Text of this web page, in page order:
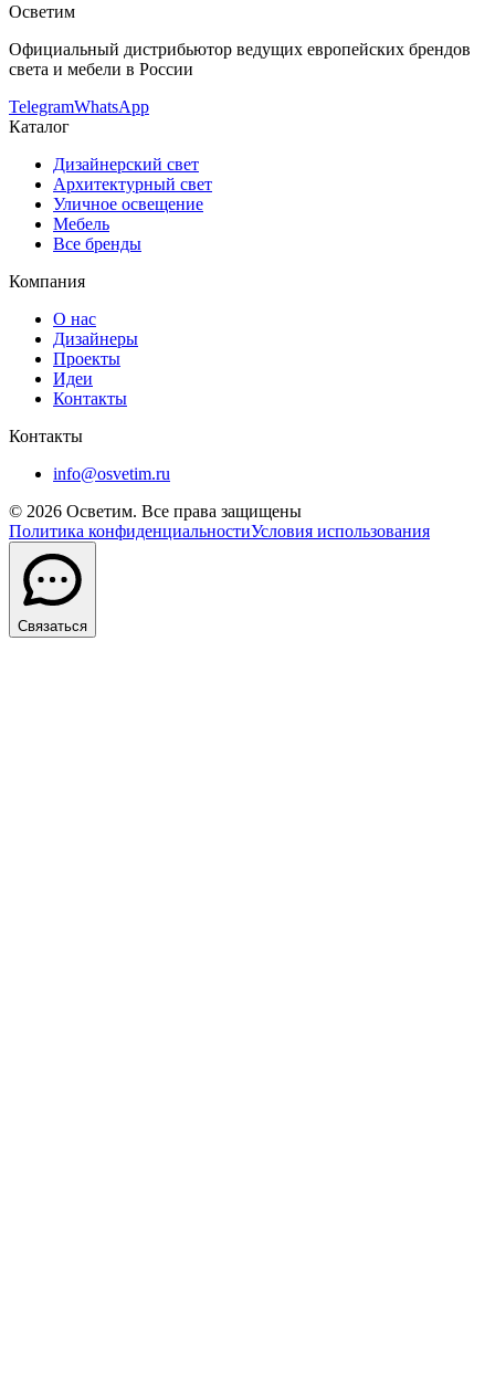
Осветим
Официальный дистрибьютор ведущих европейских брендов
света и мебели в России
TelegramWhatsApp
Каталог
Дизайнерский свет
Архитектурный свет
Уличное освещение
Мебель
Все бренды
Компания
О нас
Дизайнеры
Проекты
Идеи
Контакты
Контакты
info@osvetim.ru
© 2026 Осветим. Все права защищены
Политика конфиденциальностиУсловия использования
Связаться